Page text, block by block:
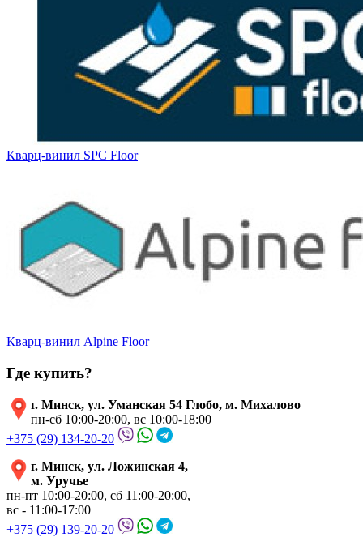
Кварц-винил SPC Floor
Кварц-винил Alpine Floor
Где купить?
г. Минск, ул. Уманская 54 Глобо, м. Михалово
пн-сб 10:00-20:00, вс 10:00-18:00
+375 (29) 134-20-20
г. Минск, ул. Ложинская 4,
м. Уручье
пн-пт 10:00-20:00, сб 11:00-20:00,
вс - 11:00-17:00
+375 (29) 139-20-20